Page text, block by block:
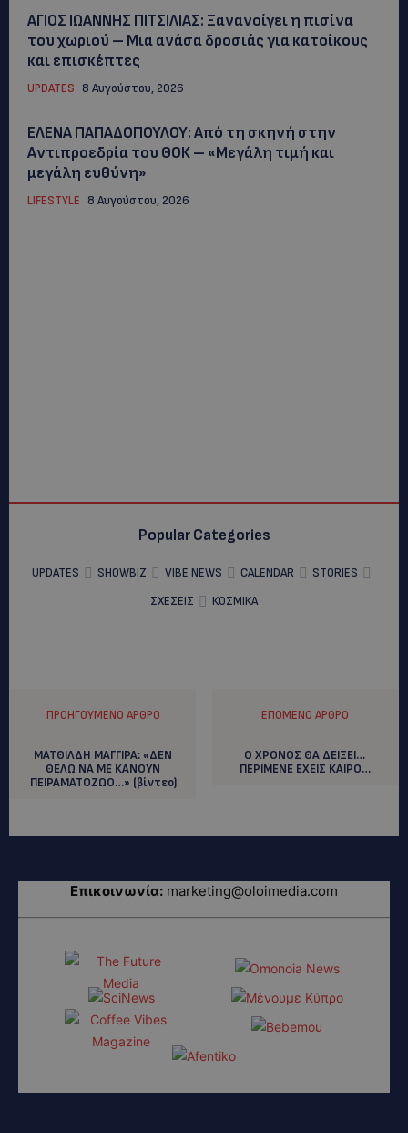
ΑΓΙΟΣ ΙΩΑΝΝΗΣ ΠΙΤΣΙΛΙΑΣ: Ξανανοίγει η πισίνα
του χωριού – Μια ανάσα δροσιάς για κατοίκους
και επισκέπτες
UPDATES 8 Αυγούστου, 2026
ΕΛΕΝΑ ΠΑΠΑΔΟΠΟΥΛΟΥ: Από τη σκηνή στην
Αντιπροεδρία του ΘΟΚ – «Μεγάλη τιμή και
μεγάλη ευθύνη»
LIFESTYLE 8 Αυγούστου, 2026
Popular Categories
UPDATES SHOWBIZ VIBE NEWS CALENDAR
STORIES
ΣΧΕΣΕΙΣ
ΚΟΣΜΙΚΑ
ΠΡΟΗΓΟΎΜΕΝΟ ΆΡΘΡΟ
ΜΑΤΘΙΛΔΗ ΜΑΓΓΙΡΑ: «ΔΕΝ
ΘΕΛΩ ΝΑ ΜΕ ΚΑΝΟΥΝ
ΠΕΙΡΑΜΑΤΟΖΩΟ…» (βίντεο)
ΕΠΌΜΕΝΟ ΆΡΘΡΟ
Ο ΧΡΟΝΟΣ ΘΑ ΔΕΙΞΕΙ…
ΠΕΡΙΜΕΝΕ ΕΧΕΙΣ ΚΑΙΡΟ…
Επικοινωνία: marketing@oloimedia.com